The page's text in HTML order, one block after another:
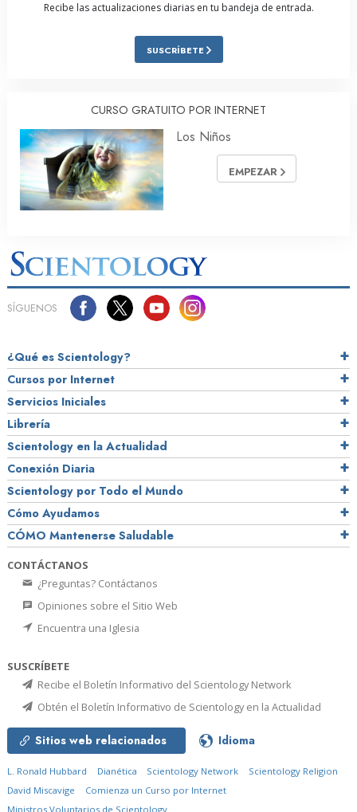
Recibe las actualizaciones diarias en tu bandeja de entrada.
SUSCRÍBETE
CURSO GRATUITO POR INTERNET
Los Niños
EMPEZAR
SÍGUENOS
¿Qué es Scientology?
Cursos por Internet
Servicios Iniciales
Librería
Scientology en la Actualidad
Conexión Diaria
Scientology por Todo el Mundo
Cómo Ayudamos
CÓMO Mantenerse Saludable
CONTÁCTANOS
¿Preguntas? Contáctanos
Opiniones sobre el Sitio Web
Encuentra una Iglesia
SUSCRÍBETE
Recibe el Boletín Informativo del Scientology Network
Obtén el Boletín Informativo de Scientology en la Actualidad
Sitios web relacionados Idioma
L. Ronald Hubbard Dianética Scientology Network
Scientology Religion
David Miscavige
Comienza un Curso por Internet
Ministros Voluntarios de Scientology